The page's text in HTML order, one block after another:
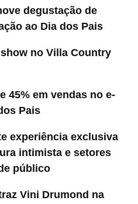
degustação de
ao Dia dos Pais
no Villa Country
45% em vendas no e-
Pais
experiência exclusiva
intimista e setores
público
Vini Drumond na